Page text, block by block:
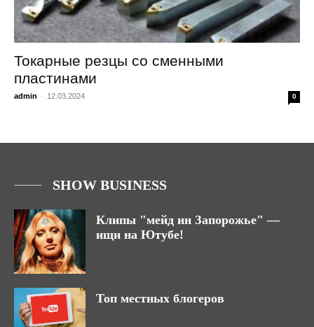
Токарные резцы со сменными
пластинами
admin - 12.03.2024 0
SHOW BUSINESS
Клипы "мейд ин Запорожье" —
ищи на Ютубе!
Топ местных блогеров